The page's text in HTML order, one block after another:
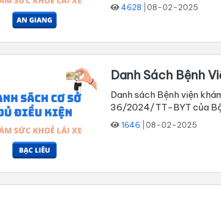
4628 08-02-2025
Danh Sách Bệnh
Danh sách Bệnh viện
36/2024/TT-BYT của Bộ
1646 08-02-2025